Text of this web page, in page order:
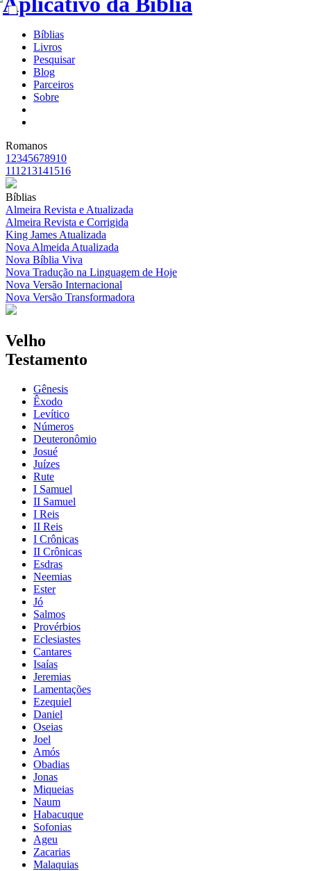
Bíblias
Livros
Pesquisar
Blog
Parceiros
Sobre
Romanos
1 2345678910
111213141516
Bíblias
Almeira Revista e Atualizada
Almeira Revista e Corrigida
King James Atualizada
Nova Almeida Atualizada
Nova Bíblia Viva
Nova Tradução na Linguagem de Hoje
Nova Versão Internacional
Nova Versão Transformadora
Velho
Testamento
Gênesis
Êxodo
Levítico
Números
Deuteronômio
Josué
Juízes
Rute
I Samuel
II Samuel
I Reis
II Reis
I Crônicas
II Crônicas
Esdras
Neemias
Ester
Jó
Salmos
Provérbios
Eclesiastes
Cantares
Isaías
Jeremias
Lamentações
Ezequiel
Daniel
Oseias
Joel
Amós
Obadias
Jonas
Miqueias
Naum
Habacuque
Sofonias
Ageu
Zacarias
Malaquias